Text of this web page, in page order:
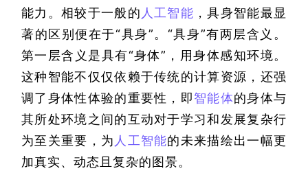
能力。相较于一般的 人工智能 ，具身智能最显
著的区别便在于“具身”。“具身”有两层含义。
第一层含义是具有“身体”，用身体感知环境。
这种智能不仅仅依赖于传统的计算资源，还强
调了身体性体验的重要性，即智能体的身体与
其所处环境之间的互动对于学习和发展复杂行
为至关重要，为 人工智能的未来描绘出一幅更
加真实、动态且复杂的图景。